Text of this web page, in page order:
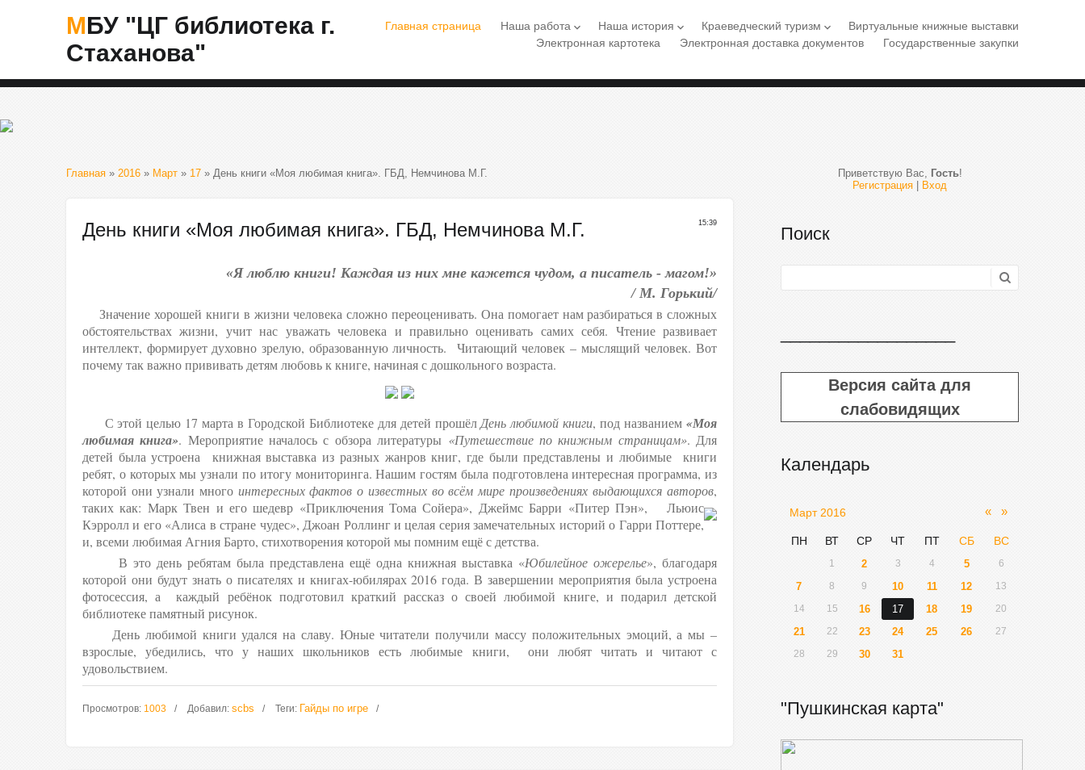
МБУ "ЦГ библиотека г.
Стаханова"
Главная страница Наша работа keyboard_arrow_down Наша история keyboard_arrow_down Краеведческий туризм keyboard_arrow_down
Виртуальные книжные выставки
Электронная картотека
Электронная доставка документов Государственные закупки
Главная » 2016 » Март » 17 » День книги «Моя любимая книга». ГБД, Немчинова М.Г.
15:39
День книги «Моя любимая книга». ГБД, Немчинова М.Г.
«Я люблю книги! Каждая из них мне кажется чудом, а писатель - магом!»
/ М. Горький/
Значение хорошей книги в жизни человека сложно переоценивать. Она помогает нам разбираться в сложных
обстоятельствах жизни, учит нас уважать человека и правильно оценивать самих себя. Чтение развивает
интеллект, формирует духовно зрелую, образованную личность. Читающий человек – мыслящий человек. Вот
почему так важно прививать детям любовь к книге, начиная с дошкольного возраста.
С этой целью 17 марта в Городской Библиотеке для детей прошёл День любимой книги, под названием«Моя
любимая книга». Мероприятие началось с обзора литературы «Путешествие по книжным страницам». Для
детей была устроена книжная выставка из разных жанров книг, где были представлены и любимые книги
ребят, о которых мы узнали по итогу мониторинга. Нашим гостям была подготовлена интересная программа, из
которой они узнали много интересных фактов о известных во всём мире произведениях выдающихся авторов,
таких как: Марк Твен и его шедевр «Приключения Тома Сойера», Джеймс Барри «Питер Пэн», Льюис
Кэрролл и его «Алиса в стране чудес», Джоан Роллинг и целая серия замечательных историй о Гарри Поттере,
и, всеми любимая Агния Барто, стихотворения которой мы помним ещё с детства.
В это день ребятам была представлена ещё одна книжная выставка «Юбилейное ожерелье», благодаря
которой они будут знать о писателях и книгах-юбилярах 2016 года. В завершении мероприятия была устроена
фотосессия, а каждый ребёнок подготовил краткий рассказ о своей любимой книге, и подарил детской
библиотеке памятный рисунок.
День любимой книги удался на славу. Юные читатели получили массу положительных эмоций, а мы –
взрослые, убедились, что у наших школьников есть любимые книги, они любят читать и читают с
удовольствием.
Просмотров: 1003 Добавил: scbs Теги: Гайды по игре
Приветствую Вас, Гость!
Регистрация
Вход
Поиск
Версия сайта для
слабовидящих
Календарь
«
Март 2016 »
ПН ВТ СР ЧТ ПТ СБ ВС
1 2 3 4 5 6
7 8 9 10 11 12
13
14
15 16 17 18 19 20
21 22 23 24 25 26
27
28
29 30 31
"Пушкинская карта"